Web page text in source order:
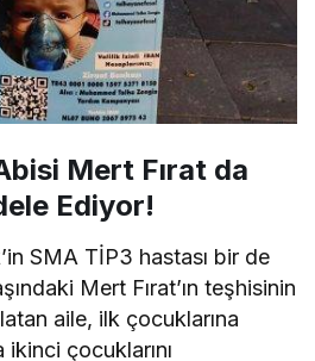
Mert Fırat da
Ediyor!
SMA TİP3 hastası bir de
Mert Fırat’ın teşhisinin
aile, ilk çocuklarına
çocuklarını